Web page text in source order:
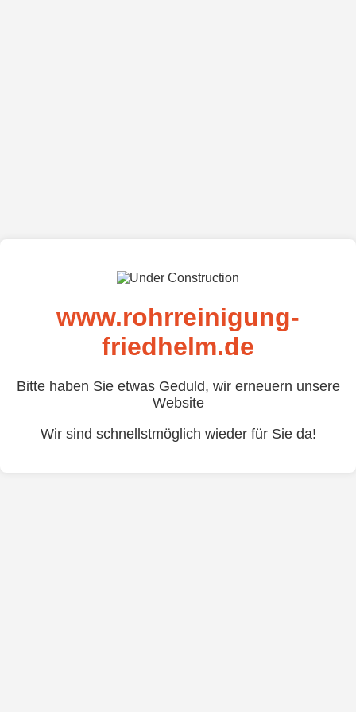
www.rohrreinigung-
friedhelm.de
Bitte haben Sie etwas Geduld, wir erneuern unsere
Website
Wir sind schnellstmöglich wieder für Sie da!